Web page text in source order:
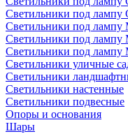
Светильники под лампу
Светильники под лампу
Светильники под лампу
Светильники под лампу
Светильники уличные
Светильники
Светильники настенные
Светильники подвесные
Опоры и основания
Шары